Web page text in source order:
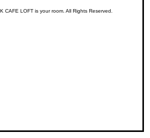
CAFE LOFT is your room. All Rights Reserved.